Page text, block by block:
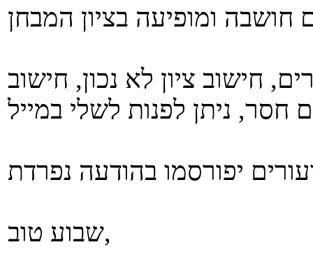
חישוב ציון לא נכון, חישוב
שבוע טוב,